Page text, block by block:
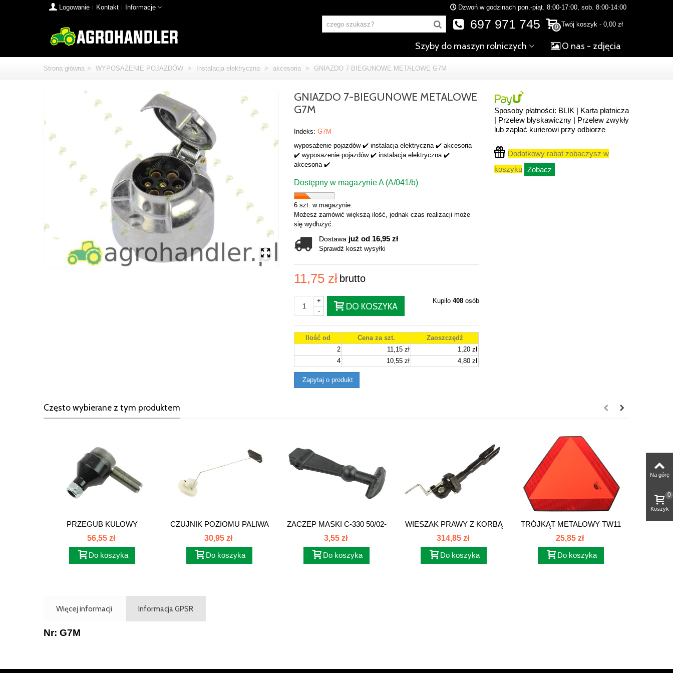
Logowanie Kontakt Informacje Dzwoń w godzinach pon.-piąt. 8:00-17:00, sob. 8:00-14:00
0 Twój koszyk - 0,00 zł
697 971 745
Szyby do maszyn rolniczych O nas - zdjęcia
Strona główna > WYPOSAŻENIE POJAZDÓW > Instalacja elektryczna > akcesoria > GNIAZDO 7-BIEGUNOWE METALOWE G7M
GNIAZDO 7-BIEGUNOWE METALOWE
G7M
Indeks: G7M
wyposażenie pojazdów ✔️ instalacja elektryczna ✔️ akcesoria
✔️ wyposażenie pojazdów ✔️ instalacja elektryczna ✔️
akcesoria ✔️
Dostępny w magazynie A (A/041/b)
6 szt. w magazynie.
Możesz zamówić większą ilość, jednak czas realizacji może
się wydłużyć.
Dostawa już od 16,95 zł
Sprawdź koszt wysyłki
11,75 zł brutto
-
+
DO KOSZYKA
Kupiło 408osób
Ilość od Cena za szt.
Zaoszczędź
2
11,15 zł
1,20 zł
4
10,55 zł 4,80 zł
Zapytaj o produkt
Sposoby płatności: BLIK | Karta płatnicza
| Przelew błyskawiczny | Przelew zwykły
lub zapłać kurierowi przy odbiorze
Dodatkowy rabat zobaczysz w
koszyku Zobacz
Często wybierane z tym produktem
PRZEGUB KULOWY
DRĄŻKA...
56,55 zł
Do koszyka
CZUJNIK POZIOMU PALIWA
C-385...
30,95 zł
Do koszyka
ZACZEP MASKI C-330 50/02-
332/0...
3,55 zł
Do koszyka
WIESZAK PRAWY Z KORBĄ
C-385...
314,85 zł
Do koszyka
TRÓJKĄT METALOWY TW11
25,85 zł
Do koszyka
Więcej informacji Informacja GPSR
Nr: G7M
Na górę
Koszyk
0